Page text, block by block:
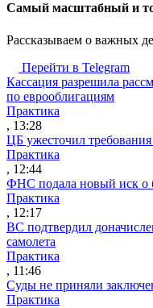
Cамый масштабный и
Рассказываем о важных
Перейти в Telegram
Кассация разрешила
по еврооблигациям
Практика
, 13:28
ЦБ ужесточил
Практика
, 12:44
ФНС подала новый иск о
Практика
, 12:17
ВС подтвердил
самолета
Практика
, 11:46
Суды не приняли
Практика